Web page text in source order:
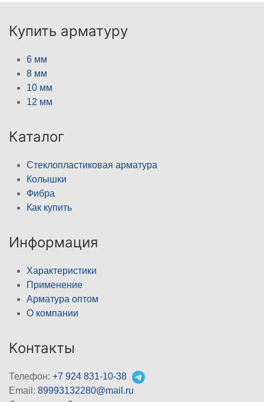
Купить арматуру
6 мм
8 мм
10 мм
12 мм
Каталог
Стеклопластиковая арматура
Колышки
Фибра
Как купить
Информация
Характеристики
Применение
Арматура оптом
О компании
Контакты
Телефон: +7 924 831-10-38
Email: 89993132280@mail.ru